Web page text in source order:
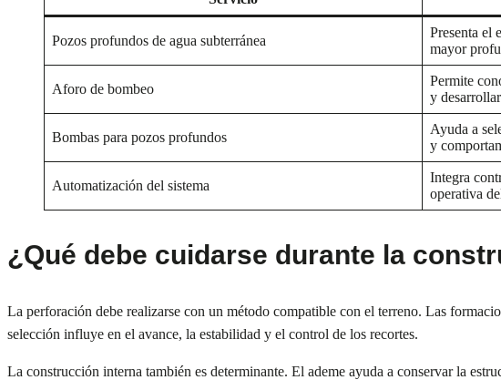
Pozos profundos de agua subterránea
Presenta el
mayor
Aforo de bombeo
Permite
y
Bombas para pozos profundos
Ayuda a
y
Automatización del sistema
Integra
operativa
¿Qué debe cuidarse durante la
La perforación debe realizarse con un método compatible con el terreno. Las
selección influye en el avance, la estabilidad y el control de los recortes.
La construcción interna también es determinante. El ademe ayuda a conservar la